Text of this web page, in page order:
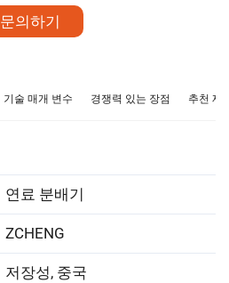
문의하기
기술 매개 변수 경쟁력 있는 장점 추천 제
연료 분배기
ZCHENG
저장성, 중국